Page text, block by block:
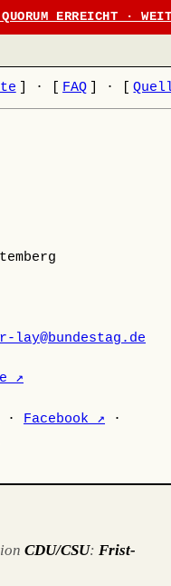
ERREICHT ·
· FAQ ·
lay@bundestag.de
↗
· Facebook ↗ ·
CDU/CSU: Frist-